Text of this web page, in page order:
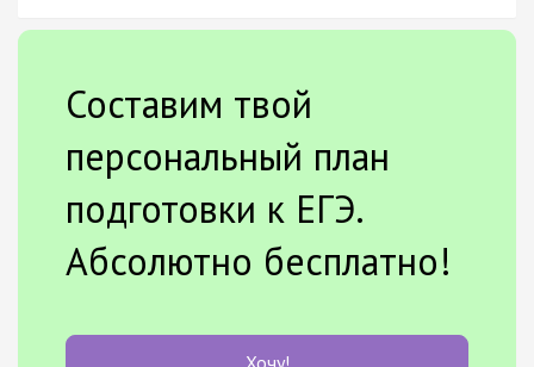
Составим твой
персональный план
подготовки к ЕГЭ.
Абсолютно бесплатно!
Хочу!